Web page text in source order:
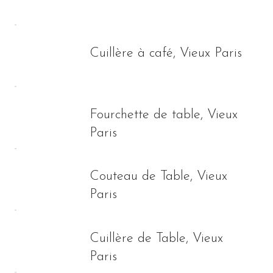
Cuillère à café, Vieux Paris
Fourchette de table, Vieux
Paris
Couteau de Table, Vieux
Paris
Cuillère de Table, Vieux
Paris